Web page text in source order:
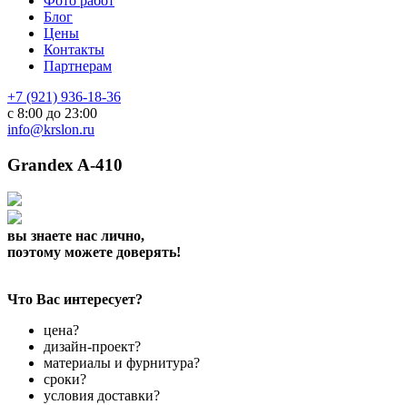
Блог
Цены
Контакты
Партнерам
+7 (921) 936-18-36
с 8:00 до 23:00
info@krslon.ru
Grandex A-410
вы знаете нас лично,
поэтому можете доверять!
Что Вас интересует?
цена?
дизайн-проект?
материалы и фурнитура?
сроки?
условия доставки?